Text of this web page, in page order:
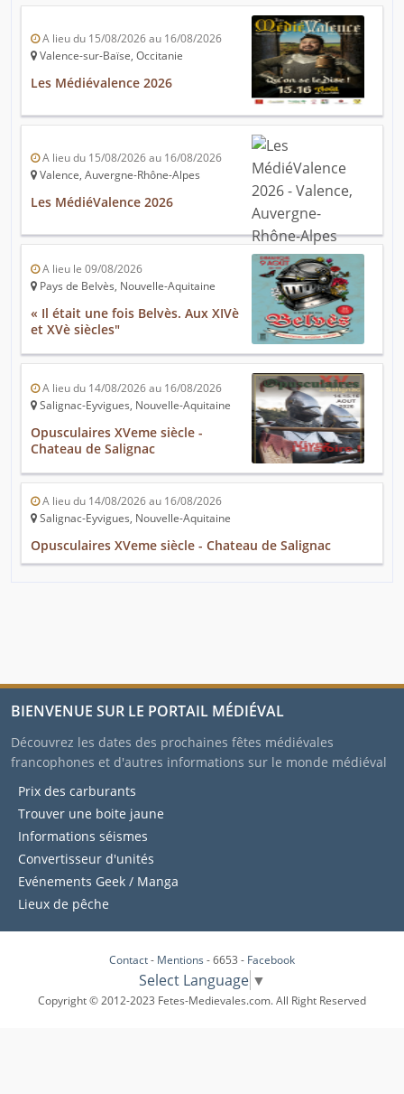
A lieu du 15/08/2026 au 16/08/2026
Valence-sur-Baïse, Occitanie
Les Médiévalence 2026
A lieu du 15/08/2026 au 16/08/2026
Valence, Auvergne-Rhône-Alpes
Les MédiéValence 2026
A lieu le 09/08/2026
Pays de Belvès, Nouvelle-Aquitaine
« Il était une fois Belvès. Aux XIVè
et XVè siècles"
A lieu du 14/08/2026 au 16/08/2026
Salignac-Eyvigues, Nouvelle-Aquitaine
Opusculaires XVeme siècle -
Chateau de Salignac
A lieu du 14/08/2026 au 16/08/2026
Salignac-Eyvigues, Nouvelle-Aquitaine
Opusculaires XVeme siècle - Chateau de Salignac
BIENVENUE SUR LE PORTAIL MÉDIÉVAL
Découvrez les dates des prochaines fêtes médiévales
francophones et d'autres informations sur le monde médiéval
Prix des carburants
Trouver une boite jaune
Informations séismes
Convertisseur d'unités
Evénements Geek / Manga
Lieux de pêche
Contact- Mentions - 6653 - Facebook
Select Language ▼
Copyright © 2012-2023 Fetes-Medievales.com. All Right Reserved